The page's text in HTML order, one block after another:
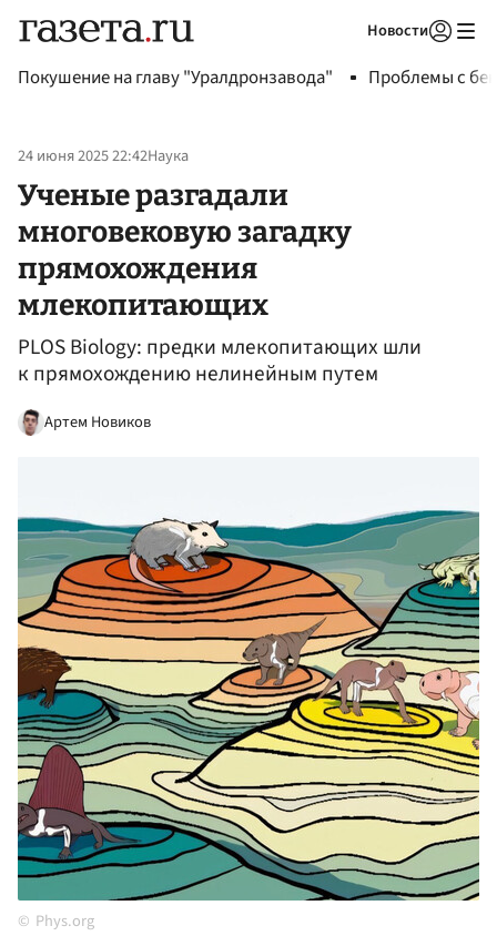
Новости
Покушение на главу "Уралдронзавода" Проблемы с
24 июня 2025 22:42Наука
Ученые разгадали
многовековую загадку
прямохождения
млекопитающих
PLOS Biology: предки млекопитающих шли
к прямохождению нелинейным путем
Артем Новиков
Phys.org